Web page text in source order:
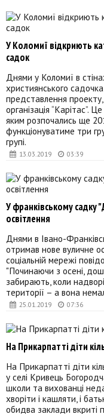
13.03.2019 03:39
У Коломиї відкриють
садок
Днями у Коломиї в
християнського
представлення проекту,
організація
яким розпочались ще
функціонуватиме три
групі.
25.01.2019 07:36
У франківському садку
освітлення
Днями в Івано-
отримав нове вуличне
соціальній мережі
"Починаючи з осені,
забирають, коли
території – а вона
На Прикарпатті діти
На Прикарпатті діти
у селі Кривець
школи та вихованці
хворіти і кашляти, і
обидва заклади вкриті